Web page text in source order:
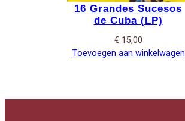
16 Grandes Sucesos
de Cuba (LP)
€ 15,00
Toevoegen aan winkelwagen